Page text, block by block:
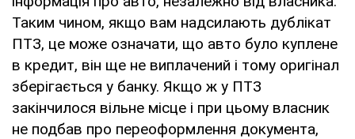
Таким чином, якщо вам надсилають дублікат
ПТЗ, це може означати, що авто було куплене
в кредит, він ще не виплачений і тому оригінал
зберігається у банку. Якщо ж у ПТЗ
закінчилося вільне місце і при цьому власник
не подбав про переоформлення документа,